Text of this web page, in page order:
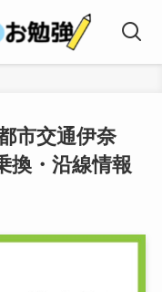
市交通伊奈
換・沿線情報